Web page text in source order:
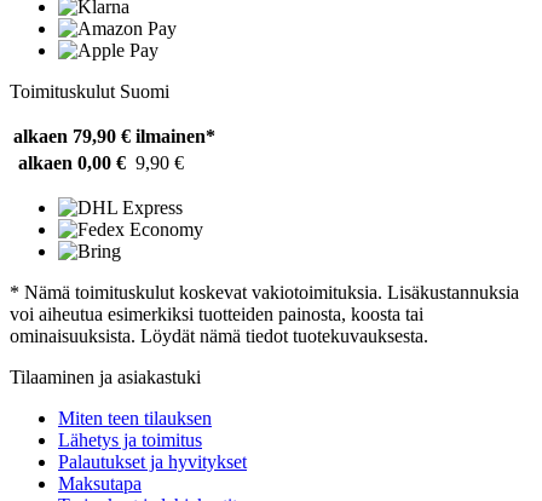
Toimituskulut Suomi
alkaen 79,90 € ilmainen*
alkaen 0,00 € 9,90 €
* Nämä toimituskulut koskevat vakiotoimituksia. Lisäkustannuksia
voi aiheutua esimerkiksi tuotteiden painosta, koosta tai
ominaisuuksista. Löydät nämä tiedot tuotekuvauksesta.
Tilaaminen ja asiakastuki
Miten teen tilauksen
Lähetys ja toimitus
Palautukset ja hyvitykset
Maksutapa